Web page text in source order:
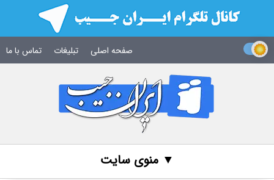
صفحه اصلی تبلیغات تماس با ما
▼ منوی سایت